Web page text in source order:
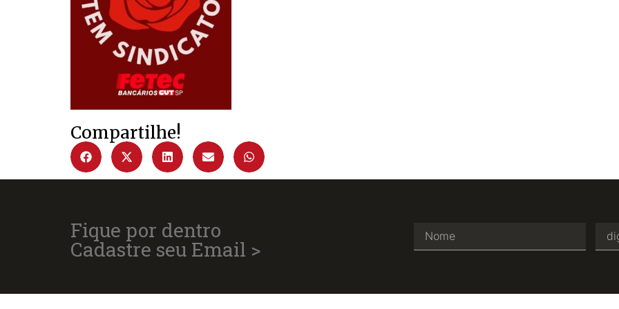
Compartilhe!
Fique por dentro
Cadastre seu Email >